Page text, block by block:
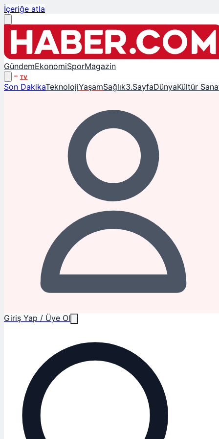
İçeriğe atla
GündemEkonomiSporMagazin
TV
Son DakikaTeknolojiYaşamSağlık3.SayfaDünyaKültür
Giriş Yap / Üye Ol